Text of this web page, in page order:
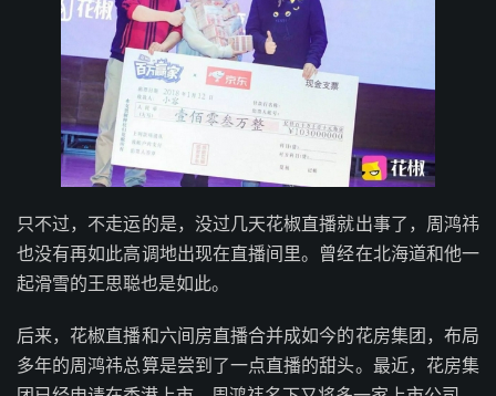
只不过，不走运的是，没过几天花椒直播就出事了，周鸿祎
也没有再如此高调地出现在直播间里。曾经在北海道和他一
起滑雪的王思聪也是如此。
后来，花椒直播和六间房直播合并成如今的花房集团，布局
多年的周鸿祎总算是尝到了一点直播的甜头。最近，花房集